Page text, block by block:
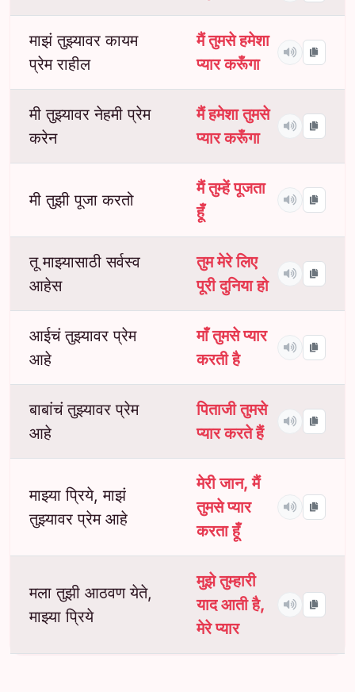
माझं तुझ्यावर कायम
प्रेम राहील
मैं तुमसे हमेशा
प्यार करूँगा
मी तुझ्यावर नेहमी प्रेम
करेन
मैं हमेशा तुमसे
प्यार करूँगा
मी तुझी पूजा करतो
मैं तुम्हें पूजता
हूँ
तू माझ्यासाठी सर्वस्व
आहेस
तुम मेरे लिए
पूरी दुनिया हो
आईचं तुझ्यावर प्रेम
आहे
माँ तुमसे प्यार
करती है
बाबांचं तुझ्यावर प्रेम
आहे
पिताजी तुमसे
प्यार करते हैं
माझ्या प्रिये, माझं
तुझ्यावर प्रेम आहे
मेरी जान, मैं
तुमसे प्यार
करता हूँ
मला तुझी आठवण येते,
माझ्या प्रिये
मुझे तुम्हारी
याद आती है,
मेरे प्यार